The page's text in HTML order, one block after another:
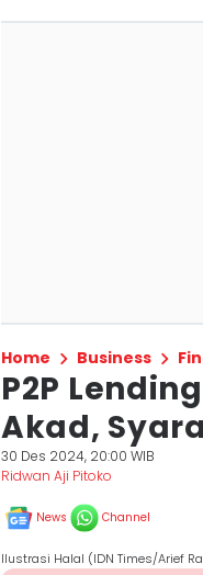
Home Business
P2P
Akad,
30 Des 2024, 20:00 WIB
Ridwan Aji Pitoko
News Channel
Ilustrasi Halal (IDN Times/Arief